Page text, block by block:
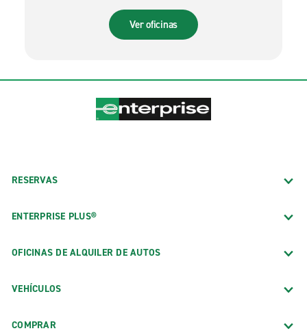
Ver oficinas
RESERVAS
ENTERPRISE PLUS®
OFICINAS DE ALQUILER DE AUTOS
VEHÍCULOS
COMPRAR